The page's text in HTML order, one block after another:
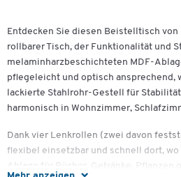
Entdecken Sie diesen Beistelltisch von
rollbarer Tisch, der Funktionalität und
melaminharzbeschichteten MDF-
pflegeleicht und optisch ansprechend,
lackierte Stahlrohr-Gestell für
harmonisch in Wohnzimmer,
Dank vier Lenkrollen (zwei davon
flexibel einsetzbar und schnell dort, wo
Ablage für Bücher, Getränke, Pflanzen